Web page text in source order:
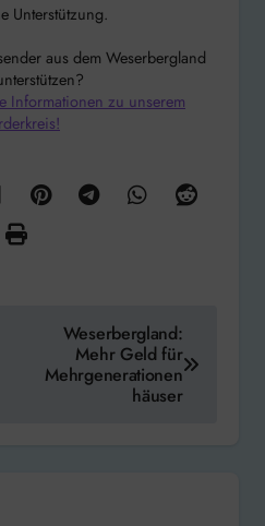
Unterstützung.
aus dem Weserbergland
Informationen zu unserem
Weserbergland:
Mehr Geld für
Mehrgenerationen
häuser